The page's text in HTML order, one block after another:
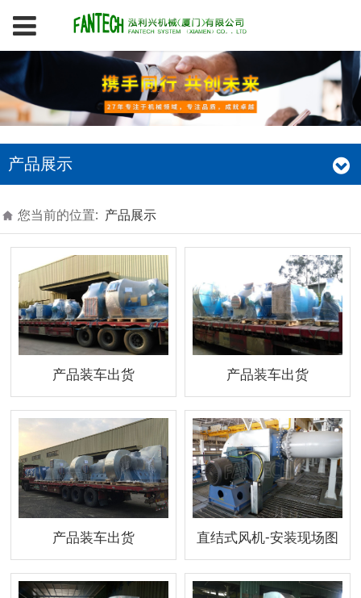
产品展示
您当前的位置: 产品展示
产品装车出货 产品装车出货
产品装车出货 直结式风机-安装现场图